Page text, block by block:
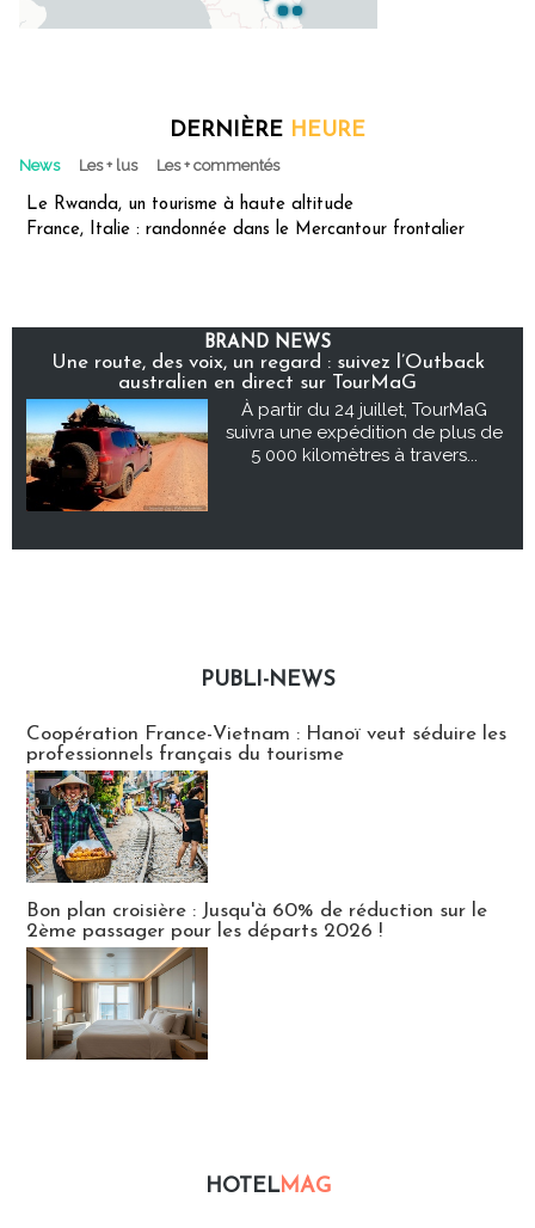
DERNIÈRE HEURE
News Les + lus Les + commentés
Le Rwanda, un tourisme à haute altitude
France, Italie : randonnée dans le Mercantour frontalier
BRAND NEWS
Une route, des voix, un regard : suivez l’Outback
australien en direct sur TourMaG
À partir du 24 juillet, TourMaG
suivra une expédition de plus de
5 000 kilomètres à travers...
PUBLI-NEWS
Coopération France-Vietnam : Hanoï veut séduire les
professionnels français du tourisme
Bon plan croisière : Jusqu'à 60% de réduction sur le
2ème passager pour les départs 2026 !
HOTELMAG